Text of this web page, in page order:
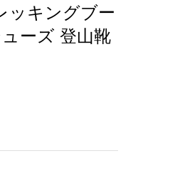
ッキングブー
ーズ 登山靴